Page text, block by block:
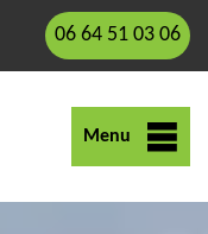
06 64 51 03 06
Menu